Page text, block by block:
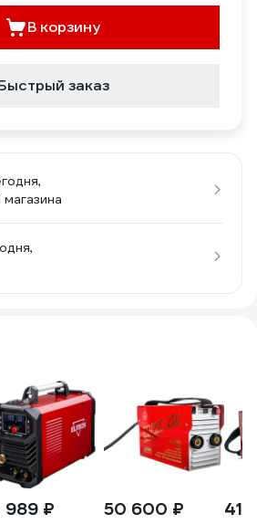
В корзину
заказ
магазина
989 ₽ 50 600 ₽ 41